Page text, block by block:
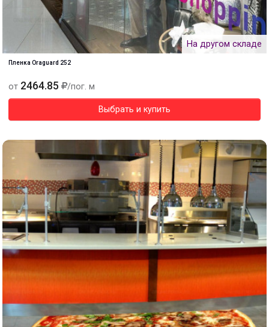
На другом складе
Пленка Oraguard 252
от 2464.85 /пог. м
Выбрать и купить